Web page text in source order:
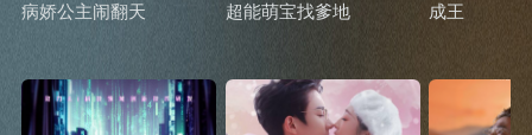
病娇公主闹翻天 超能萌宝找爹地 成王